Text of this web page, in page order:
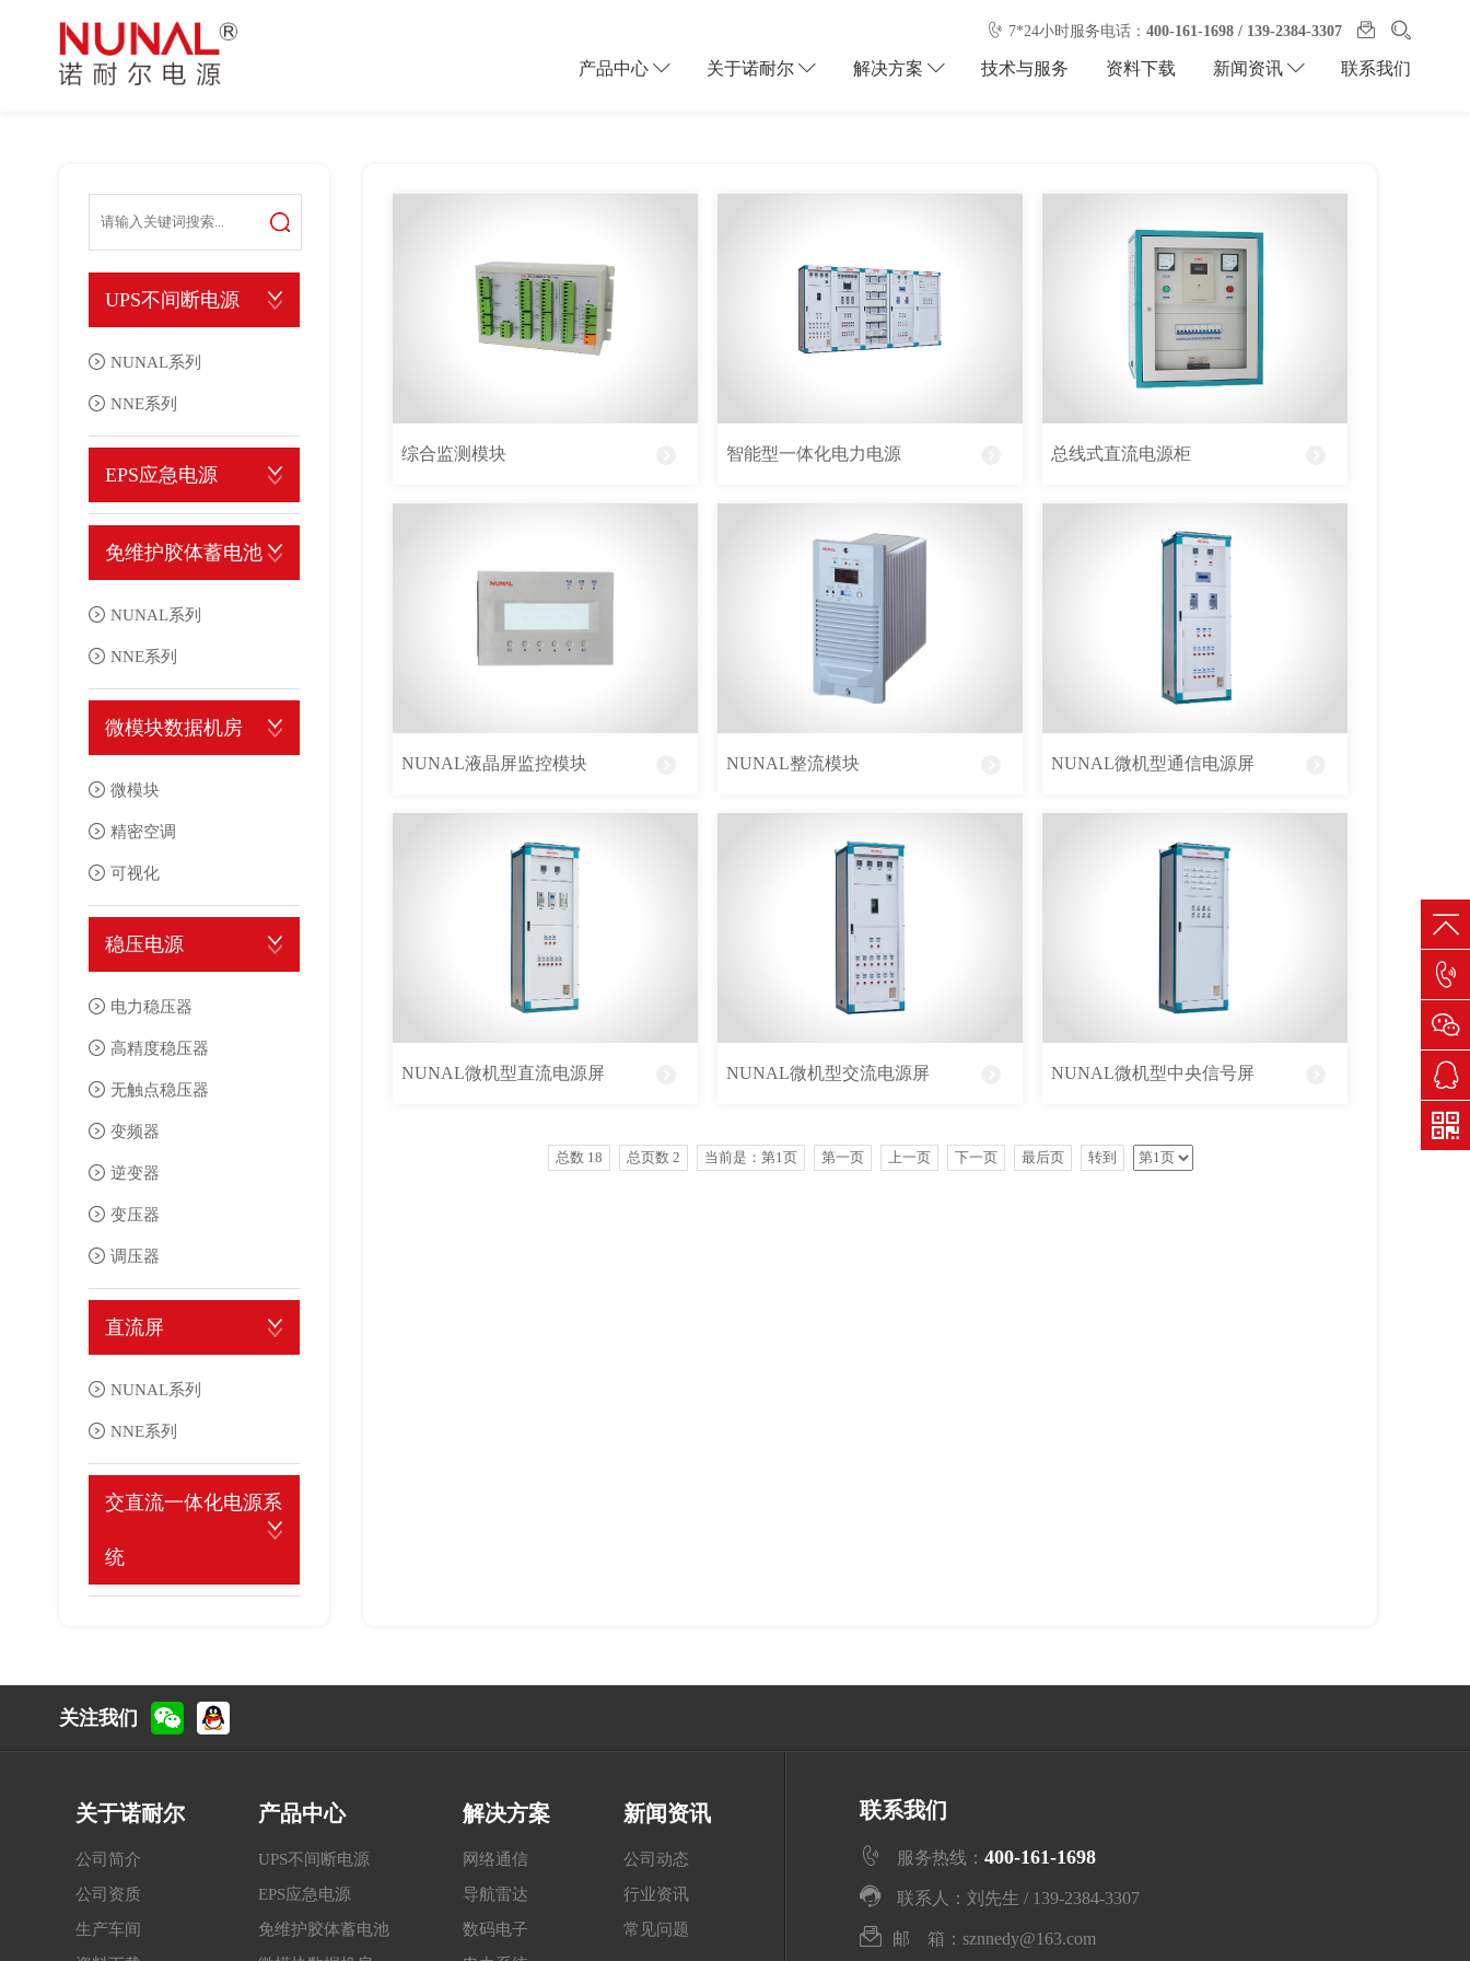
7*24小时服务电话：400-161-1698 / 139-2384-3307
产品中心
NUNAL系列
工频UPS不间断电源
高频UPS不间断电源
模块UPS不间断电源
NUNAL监控卡 机架式UPS不间断电源
关于诺耐尔
走进诺耐尔
深圳市诺耐尔电源科技有限公司，坐落于科技创新之都深圳，是一家集研发、生产、销售、全程服务
于一体，专注于不间断供电与电能质量保障领域的专业科技企业，以匠心深耕电力保障行业，为全球
关键场景提供全方位供电解决方案。企业以“诺以致诚、耐以铸品、尔以立心”为核心品牌理念，将至
诚守信的服务诚信、经久耐用的品质追求、卓尔不凡的匠心坚守，贯穿于产品研发、生产制造、客户
服务全流程。
解决方案
通信行业电源解决方案
一、行业现状概述，随着4G网络通信的建设、三网融合的试点、移动用户的迅猛发展，以及未来的云
计算趋势，都将对数据中心的需求越来越多，越来越多的人员依赖网络，数据中心的数据保护就非常
技术与服务 资料下载 新闻资讯
UPS不间断电源分类与其作用
社会经济的发展，人们的生活越来越离不开电力的使用，供电是否正常直接影响到社会经济效益，除
了正常的工业电网供电之外，往往还需要配备UPS电源系统以备不时之需。下面我们来简单了解下UPS
不间断电源在生产生活中的应用。 不间断电源系统（简称UPS），它是指当交流电网输入发出异常
时，可继续向负载供电，并保供电质量，使负载供电不受影响的设备。在日常生产生活中，由于电网
质量状况复杂，存在电压不稳定和中断等问题，对电力电子系统造成了一系列干扰，电子元件也可能
因此受损，为维护电力的正常连续稳定使用，UPS日益受到重视，并逐渐发展成一种具备稳压、稳频、
滤波、抗电磁和射频干扰、防电压浪涌等功能的电力保护系统。不间断电源可依据负载提供的是交流
或直流分为交流不间断电源和直流不间断电源系统。 UPS不间断电源 UPS电源系统主要由由逆变器、
静态开关、整流器、和蓄电池构成。其主要的元器件是逆变器，用于将直流电转换成所需的电压及频
率的交流电，其内部含有储能设备，保持稳定的电压和稳频的电源保护。整流器（充电器）则负责向
逆变器提供稳定的直流电压，并向蓄电池充电。 UPS作为一种交流不间断供电设备，其作用有：在市
电供电中断时能继续为负载提供合乎要求的交流电；二是能在市电供电没有中断但供电设备不能满足
负荷要求时，具有稳压、稳频等交流电的净化作用，即UPS将市电电网不符合负载要求的电能处理成符
合负载要求的交流电。市电异常受电压尖峰、电压瞬变、电线噪声、电压槽口、电压跌落、电压浪
涌、市电中断等复杂电网状况影响。 人们习惯上按UPS的电路结构分为后备式和在线式两大类。后备
式UPS电源在市电正常供电时，市电通过交流旁路通道再经转换开关直接向负载提供电源，机内的逆变
器处于停止工作状态。这种UPS电源在实质上相当于一台稳压性能差的市电稳压器。对市电电压的频率
医院EPS应急电源检测系统至关重要
电源的连续性对患者的生命和安全至关重要，因此医院必须有备用电源或EPS应急电源。如果没有可靠
低下，手动收集的数据不易用于报告和分析。 智能检测系统至关重要 通过监测和控制EPS应急电源的
关键元件，它收集数据并对EPS应急电源中的各个点（包括发电机和相关的自动转换开关）提供控制，
简化测试过程，同时确保为您的医院和患者提供可靠的备用电源系统。 价值命题 通过在公用事业中断
期间确保可靠的备用电源来提高总体患者的安全性，并且是符合法规要求的，根据当局的要求提供定
期的自动报告。 差异化 与手动测试不同，智能测试解决方案所使用的自动化测试过程确保： 测试运行
正常（测试时间、设备等）。 从系统中每个需要的点收集准确的数据。 包括所需的所有测试参数 数据
可以很容易地分析和整理所有需要的报告。 测试工作人员更容易管理，对操作的破坏性更小。
联系我们
UPS不间断电源
NUNAL系列
NNE系列
EPS应急电源
免维护胶体蓄电池
NUNAL系列
NNE系列
微模块数据机房
微模块
精密空调
可视化
稳压电源
电力稳压器
高精度稳压器
无触点稳压器
变频器
逆变器
变压器
调压器
直流屏
NUNAL系列
NNE系列
交直流一体化电源系
统
综合监测模块 智能型一体化电力电源 总线式直流电源柜
NUNAL液晶屏监控模块 NUNAL整流模块 NUNAL微机型通信电源屏
NUNAL微机型直流电源屏 NUNAL微机型交流电源屏 NUNAL微机型中央信号屏
总数 18 总页数 2 当前是：第1页 第一页 上一页 下一页 最后页 转到
关注我们
关于诺耐尔
公司简介
公司资质
生产车间
产品中心
UPS不间断电源
EPS应急电源
免维护胶体蓄电池
解决方案
网络通信
导航雷达
数码电子
新闻资讯
公司动态
行业资讯
常见问题
联系我们
服务热线：400-161-1698
联系人：刘先生 / 139-2384-3307
邮 箱： sznnedy@163.com
400-
161-
1698
QQ客